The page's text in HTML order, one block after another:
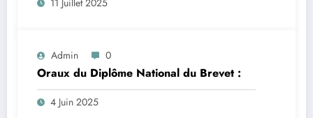
Admin 0
Oraux du Diplôme National du Brevet :
4 Juin 2025